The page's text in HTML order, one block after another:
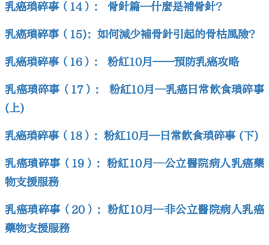
乳癌瑣碎事（14）： 骨針篇—什麼是補骨針?
乳癌瑣碎事（15)：如何減少補骨針引起的骨枯風險?
乳癌瑣碎事（16）： 粉紅10月——預防乳癌攻略
乳癌瑣碎事（17）： 粉紅10月—乳癌日常飲食瑣碎事
(上)
乳癌瑣碎事（18）：粉紅10月—日常飲食瑣碎事 (下)
乳癌瑣碎事（19）：粉紅10月—公立醫院病人乳癌藥
物支援服務
乳癌瑣碎事（20）：粉紅10月—非公立醫院病人乳癌
藥物支援服務